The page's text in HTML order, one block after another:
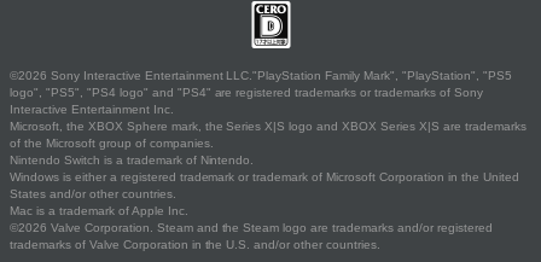
©2026 Sony Interactive Entertainment LLC."PlayStation Family Mark", "PlayStation", "PS5
logo", "PS5", "PS4 logo" and "PS4" are registered trademarks or trademarks of Sony
Interactive Entertainment Inc.
Microsoft, the XBOX Sphere mark, the Series X|S logo and XBOX Series X|S are trademarks
of the Microsoft group of companies.
Nintendo Switch is a trademark of Nintendo.
Windows is either a registered trademark or trademark of Microsoft Corporation in the United
States and/or other countries.
Mac is a trademark of Apple Inc.
©2026 Valve Corporation. Steam and the Steam logo are trademarks and/or registered
trademarks of Valve Corporation in the U.S. and/or other countries.